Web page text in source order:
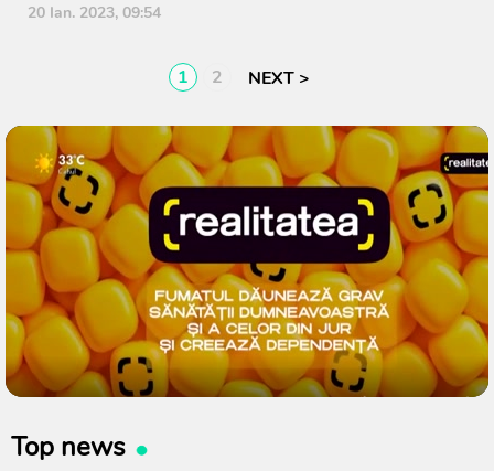
20 Ian. 2023, 09:54
1 2
Top news